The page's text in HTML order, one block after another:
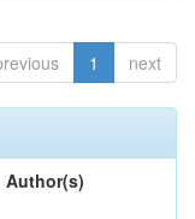
1 next
Author(s)